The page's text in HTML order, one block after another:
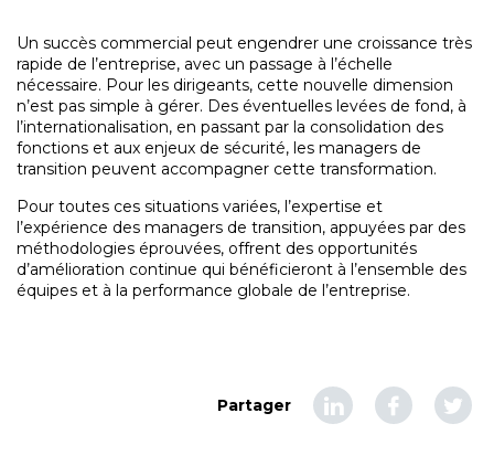
Un succès commercial peut engendrer une croissance très
rapide de l’entreprise, avec un passage à l’échelle
nécessaire. Pour les dirigeants, cette nouvelle dimension
n’est pas simple à gérer. Des éventuelles levées de fond, à
l’internationalisation, en passant par la consolidation des
fonctions et aux enjeux de sécurité, les managers de
transition peuvent accompagner cette transformation.
Pour toutes ces situations variées, l’expertise et
l’expérience des managers de transition, appuyées par des
méthodologies éprouvées, offrent des opportunités
d’amélioration continue qui bénéficieront à l’ensemble des
équipes et à la performance globale de l’entreprise.
Partager